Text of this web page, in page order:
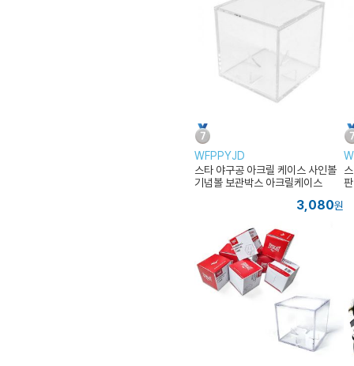
WFPPYJD
스타 야구공 아크릴 케이스 사인볼
기념볼 보관박스 아크릴케이스
3,080원